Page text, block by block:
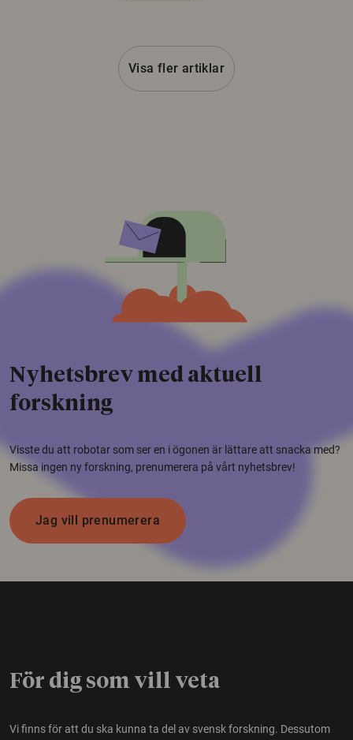
Visa fler artiklar
Nyhetsbrev med aktuell
forskning
Visste du att robotar som ser en i ögonen är lättare att snacka med?
Missa ingen ny forskning, prenumerera på vårt nyhetsbrev!
Jag vill prenumerera
För dig som vill veta
Vi finns för att du ska kunna ta del av svensk forskning. Dessutom